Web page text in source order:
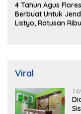
4 Tahun Agus Flores
Berbuat Untuk
Listyo, Ratusan Ribu
Viral